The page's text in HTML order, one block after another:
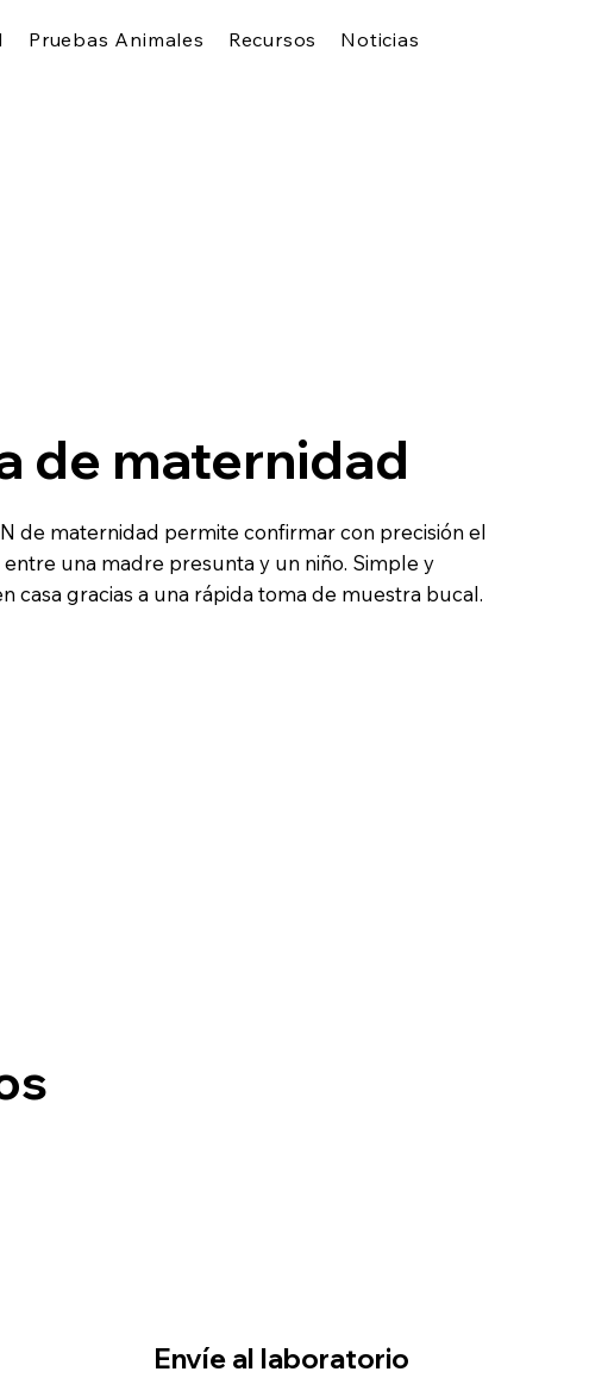
Pruebas Animales Recursos Noticias
de maternidad
de maternidad permite confirmar con precisión el
una madre presunta y un niño. Simple y
casa gracias a una rápida toma de muestra bucal.
Envíe al laboratorio